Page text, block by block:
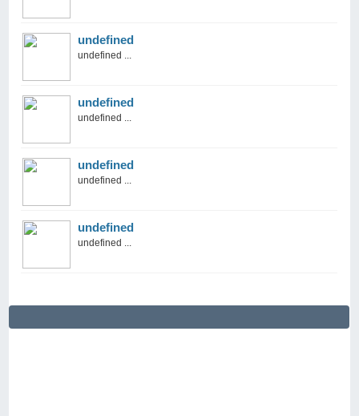
undefined
undefined ...
undefined
undefined ...
undefined
undefined ...
undefined
undefined ...